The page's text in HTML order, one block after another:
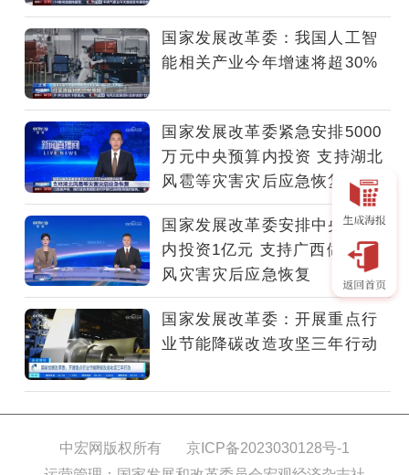
安
排
5000
万
元
中
央
预
算
内
投
资
支
持
湖
北
风
国家发展改革委：我国人工智
能相关产业今年增速将超30%
国家发展改革委紧急安排5000
万元中央预算内投资 支持湖北
风雹等灾害灾后应急恢复
国家发展改革委安排中央预算
内投资1亿元 支持广西做好台
风灾害灾后应急恢复
国家发展改革委：开展重点行
业节能降碳改造攻坚三年行动
中宏网版权所有
京ICP备2023030128号-1